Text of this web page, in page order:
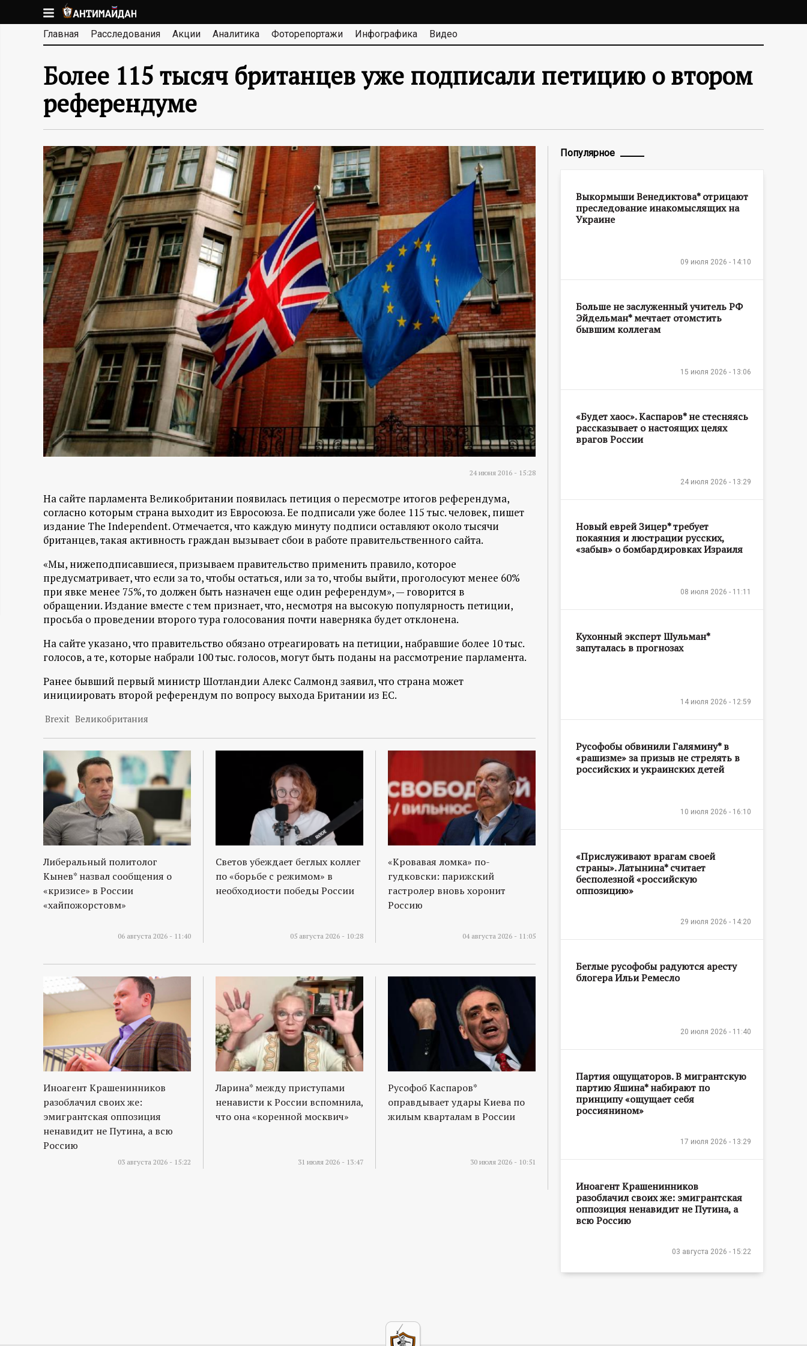
к
основномуА
Н
Т
И
М
А
Й
Д
А
Н
-
и
н
ф
о
м
а
ц
и
о
н
н
ы
й
п
о
р
т
а
л
Главная Расследования Акции Аналитика Фоторепортажи Инфографика Видео
Более 115 тысяч британцев уже подписали петицию о втором
референдуме
24 июня 2016 - 15:28
На сайте парламента Великобритании появилась петиция о пересмотре итогов референдума,
согласно которым страна выходит из Евросоюза. Ее подписали уже более 115 тыс. человек, пишет
издание The Independent. Отмечается, что каждую минуту подписи оставляют около тысячи
британцев, такая активность граждан вызывает сбои в работе правительственного сайта.
«Мы, нижеподписавшиеся, призываем правительство применить правило, которое
предусматривает, что если за то, чтобы остаться, или за то, чтобы выйти, проголосуют менее 60%
при явке менее 75%, то должен быть назначен еще один референдум», — говорится в
обращении. Издание вместе с тем признает, что, несмотря на высокую популярность петиции,
просьба о проведении второго тура голосования почти наверняка будет отклонена.
На сайте указано, что правительство обязано отреагировать на петиции, набравшие более 10 тыс.
голосов, а те, которые набрали 100 тыс. голосов, могут быть поданы на рассмотрение парламента.
Ранее бывший первый министр Шотландии Алекс Салмонд заявил, что страна может
инициировать второй референдум по вопросу выхода Британии из ЕС.
Brexit Великобритания
Либеральный политолог
Кынев* назвал сообщения о
«кризисе» в России
«хайпожорстовм»
06 августа 2026 - 11:40
Светов убеждает беглых коллег
по «борьбе с режимом» в
необходиости победы России
05 августа 2026 - 10:28
«Кровавая ломка» по-
гудковски: парижский
гастролер вновь хоронит
Россию
04 августа 2026 - 11:05
Иноагент Крашенинников
разоблачил своих же:
эмигрантская оппозиция
ненавидит не Путина, а всю
Россию
03 августа 2026 - 15:22
Ларина* между приступами
ненависти к России вспомнила,
что она «коренной москвич»
31 июля 2026 - 13:47
Русофоб Каспаров*
оправдывает удары Киева по
жилым кварталам в России
30 июля 2026 - 10:51
Популярное
Выкормыши Венедиктова* отрицают
преследование инакомыслящих на
Украине
09 июля 2026 - 14:10
Больше не заслуженный учитель РФ
Эйдельман* мечтает отомстить
бывшим коллегам
15 июля 2026 - 13:06
«Будет хаос». Каспаров* не стесняясь
рассказывает о настоящих целях
врагов России
24 июля 2026 - 13:29
Новый еврей Зицер* требует
покаяния и люстрации русских,
«забыв» о бомбардировках Израиля
08 июля 2026 - 11:11
Кухонный эксперт Шульман*
запуталась в прогнозах
14 июля 2026 - 12:59
Русофобы обвинили Галямину* в
«рашизме» за призыв не стрелять в
российских и украинских детей
10 июля 2026 - 16:10
«Прислуживают врагам своей
страны». Латынина* считает
бесполезной «российскую
оппозицию»
29 июля 2026 - 14:20
Беглые русофобы радуются аресту
блогера Ильи Ремесло
20 июля 2026 - 11:40
Партия ощущаторов. В мигрантскую
партию Яшина* набирают по
принципу «ощущает себя
россиянином»
17 июля 2026 - 13:29
Иноагент Крашенинников
разоблачил своих же: эмигрантская
оппозиция ненавидит не Путина, а
всю Россию
03 августа 2026 - 15:22